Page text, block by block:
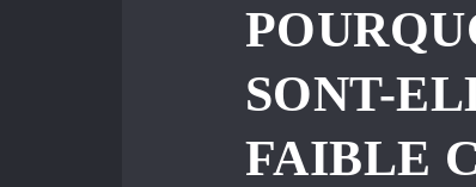
SONT-
FAIBLE